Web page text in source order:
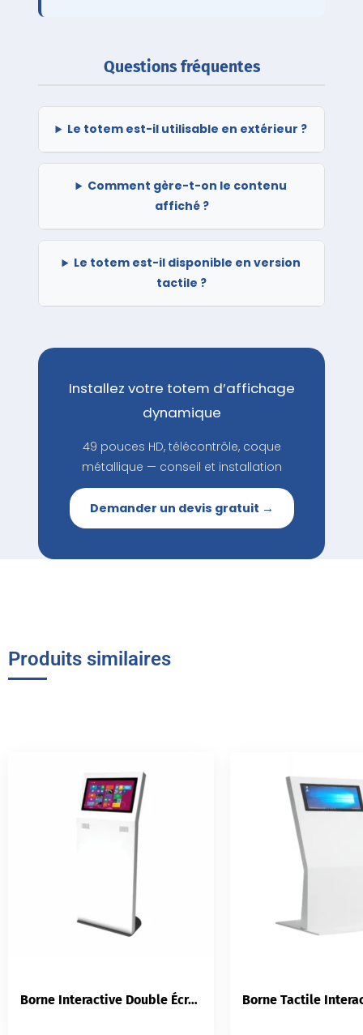
Questions fréquentes
Le totem est-il utilisable en extérieur ?
Comment gère-t-on le contenu
affiché ?
Le totem est-il disponible en version
tactile ?
Installez votre totem d’affichage
dynamique
49 pouces HD, télécontrôle, coque
métallique — conseil et installation
Demander un devis gratuit →
Produits similaires
Borne Interactive Double Écran | Hikvision US-TPT322-L2 | 22″ Tactile + 32″